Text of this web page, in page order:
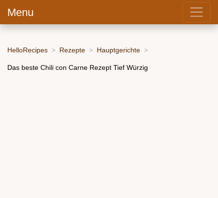
Menu
HelloRecipes Rezepte Hauptgerichte
Das beste Chili con Carne Rezept Tief Würzig